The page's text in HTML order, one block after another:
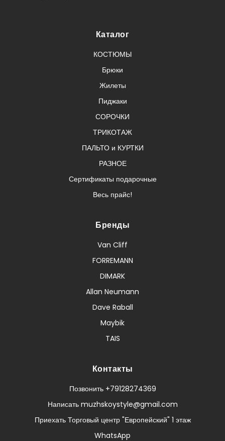
Каталог
КОСТЮМЫ
Брюки
Жилеты
Пиджаки
СОРОЧКИ
ТРИКОТАЖ
ПАЛЬТО и КУРТКИ
РАЗНОЕ
Сертификаты подарочные
Весь прайс!
Бренды
Van Cliff
FORREMANN
DIMARK
Allan Neumann
Dave Raball
Maybik
TAIS
Контакты
Позвонить +79128274369
Написать muzhskoystyle@gmail.com
Приехать Торговый центр "Европейский" 1 этаж
WhatsApp